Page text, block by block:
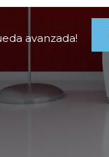
avanzada!